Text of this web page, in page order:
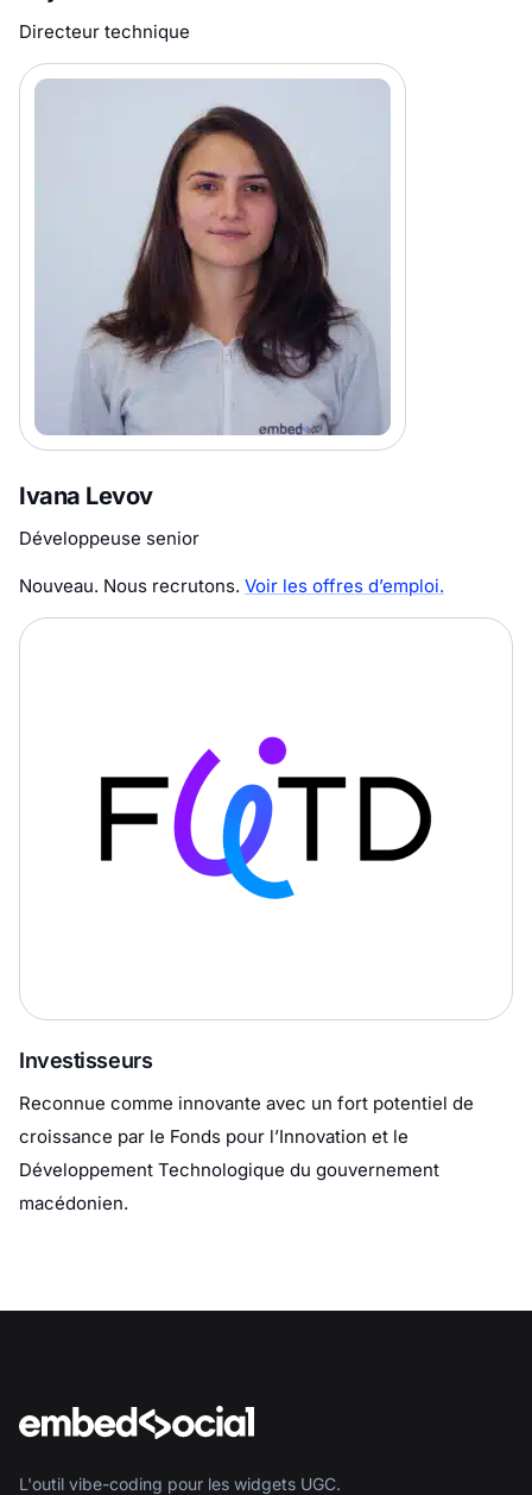
Directeur technique
Ivana Levov
Développeuse senior
Nouveau. Nous recrutons. Voir les offres d’emploi.
Investisseurs
Reconnue comme innovante avec un fort potentiel de
croissance par le Fonds pour l’Innovation et le
Développement Technologique du gouvernement
macédonien.
L'outil vibe-coding pour les widgets UGC.